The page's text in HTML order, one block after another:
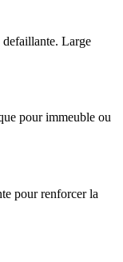
defaillante. Large
pour immeuble ou
pour renforcer la